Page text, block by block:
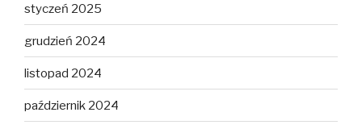
styczeń 2025
grudzień 2024
listopad 2024
październik 2024